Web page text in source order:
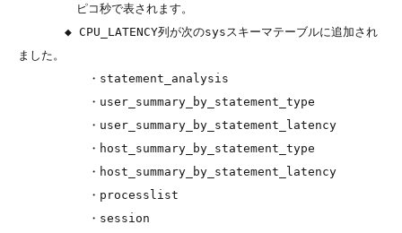
ピコ秒で表されます。
◆ CPU_LATENCY列が次のsysスキーマテーブルに追加され
ました。
・statement_analysis
・user_summary_by_statement_type
・user_summary_by_statement_latency
・host_summary_by_statement_type
・host_summary_by_statement_latency
・processlist
・session